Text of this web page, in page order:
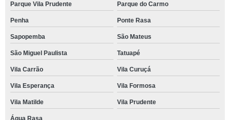
Parque Vila Prudente Parque do Carmo
Penha Ponte Rasa
Sapopemba São Mateus
São Miguel Paulista Tatuapé
Vila Carrão Vila Curuçá
Vila Esperança Vila Formosa
Vila Matilde Vila Prudente
Água Rasa